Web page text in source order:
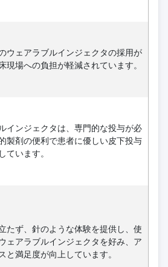
ウェアラブルインジェクタの採用が
現場への負担が軽減されています。
インジェクタは、専門的な投与が必
製剤の便利で患者に優しい皮下投与
ています。
たず、針のような体験を提供し、使
ェアラブルインジェクタを好み、ア
と満足度が向上しています。